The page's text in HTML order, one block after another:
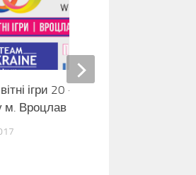
ігри 20 – 30 липня
м. Вроцлав (Польща)